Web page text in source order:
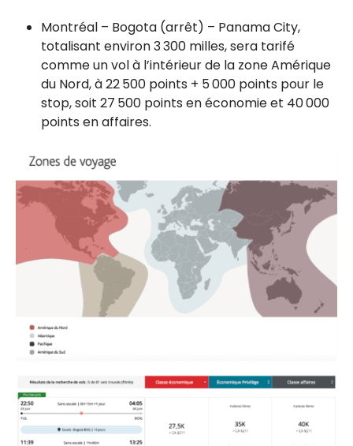
Montréal – Bogota (arrêt) – Panama City,
totalisant environ 3 300 milles, sera tarifé
comme un vol à l’intérieur de la zone Amérique
du Nord, à 22 500 points + 5 000 points pour le
stop, soit 27 500 points en économie et 40 000
points en affaires.